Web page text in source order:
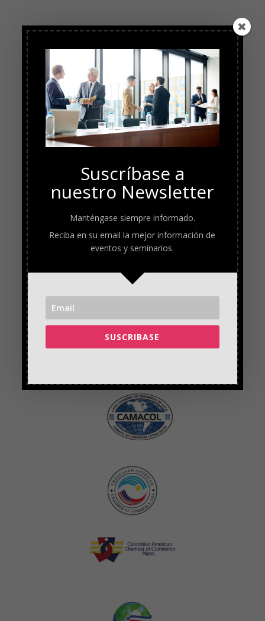
Suscríbase a
nuestro Newsletter
Manténgase siempre informado.
Reciba en su email la mejor información de
eventos y seminarios.
SUSCRIBASE